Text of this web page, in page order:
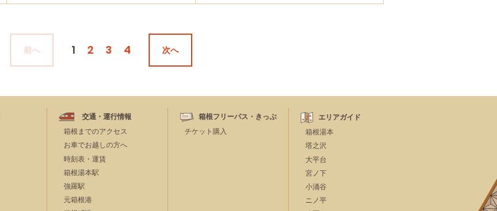
前へ 1 2 3 4 次へ
交通・運行情報
箱根までのアクセス
お車でお越しの方へ
時刻表・運賃
箱根湯本駅
強羅駅
元箱根港
箱根フリーパス・きっぷ
チケット購入
エリアガイド
箱根湯本
塔之沢
大平台
宮ノ下
小涌谷
ニノ平